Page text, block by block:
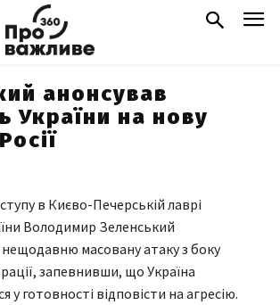
анонсував
України на нову
в Києво-Печерській лаврі
Володимир Зеленський
масовану атаку з боку
запевнивши, що Україна
у готовності відповісти на агресію.